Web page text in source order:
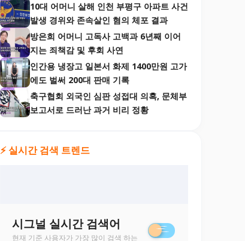
10대 어머니 살해 인천 부평구 아파트 사건
발생 경위와 존속살인 혐의 체포 결과
방은희 어머니 고독사 고백과 6년째 이어
지는 죄책감 및 후회 사연
인간용 냉장고 일본서 화제 1400만원 고가
에도 벌써 200대 판매 기록
축구협회 외국인 심판 성접대 의혹, 문체부
보고서로 드러난 과거 비리 정황
⚡ 실시간 검색 트렌드